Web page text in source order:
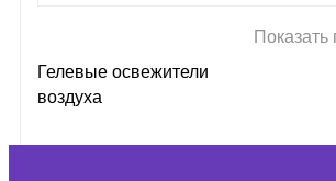
Показать
Гелевые освежители
воздуха